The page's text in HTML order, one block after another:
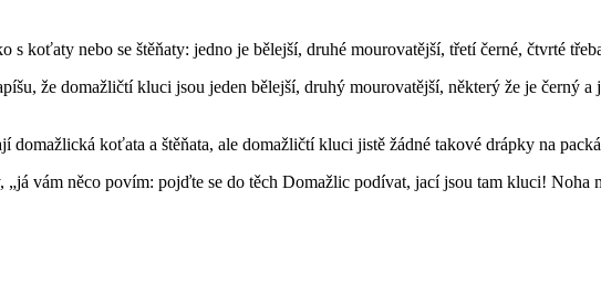
s koťaty nebo se štěňaty: jedno je bělejší, druhé mourovatější, třetí černé, čtvrté
že domažličtí kluci jsou jeden bělejší, druhý mourovatější, některý že je černý
domažlická koťata a štěňata, ale domažličtí kluci jistě žádné takové drápky na
„já vám něco povím: pojďte se do těch Domažlic podívat, jací jsou tam kluci! Noha